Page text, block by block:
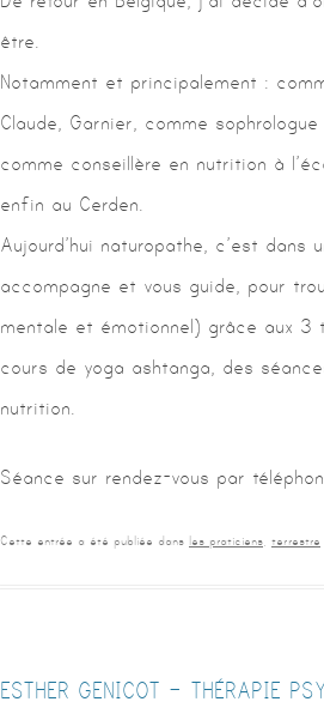
être.
Notamment et principalement :
Claude, Garnier, comme
comme conseillère en nutrition à
enfin au Cerden.
Aujourd’hui naturopathe, c’est
accompagne et vous guide, pour
mentale et émotionnel) grâce aux 3
cours de yoga ashtanga, des
nutrition.
Séance sur rendez-vous par
Cette entrée a été publiée dans les praticiens terrestre
ESTHER GENICOT – THÉRAPIE